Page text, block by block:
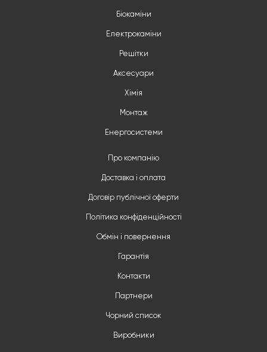
Біокаміни
Електрокаміни
Решітки
Аксесуари
Хімія
Монтаж
Енергосистеми
Про компанію
Доставка і оплата
Договір публічної оферти
Політика конфіденційності
Обмін і повернення
Гарантія
Контакти
Партнери
Чорний список
Виробники